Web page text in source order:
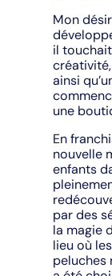
Mon
il
ainsi
une
En
nouvelle
enfants
par des
la magie
lieu où
peluches